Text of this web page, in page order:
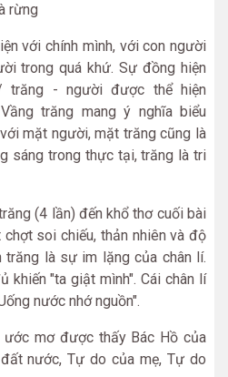
với chính mình, với con người
trong quá khứ. Sự đồng hiện
trăng - người được thể hiện
trăng mang ý nghĩa biểu
mặt người, mặt trăng cũng là
sáng trong thực tại, trăng là tri
(4 lần) đến khổ thơ cuối bài
soi chiếu, thản nhiên và độ
là sự im lặng của chân lí.
khiến "ta giật mình". Cái chân lí
nước nhớ nguồn".
mơ được thấy Bác Hồ của
nước, Tự do của mẹ, Tự do